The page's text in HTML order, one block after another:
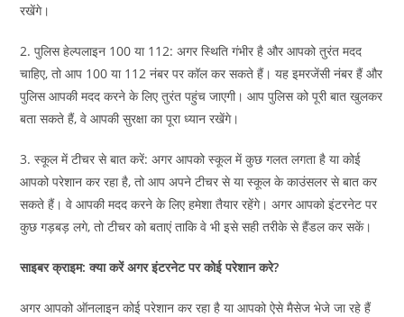
रखेंगे।
2. पुलिस हेल्पलाइन 100 या 112: अगर स्थिति गंभीर है और आपको तुरंत मदद
चाहिए, तो आप 100 या 112 नंबर पर कॉल कर सकते हैं। यह इमरजेंसी नंबर हैं और
पुलिस आपकी मदद करने के लिए तुरंत पहुंच जाएगी। आप पुलिस को पूरी बात खुलकर
बता सकते हैं, वे आपकी सुरक्षा का पूरा ध्यान रखेंगे।
3. स्कूल में टीचर से बात करें: अगर आपको स्कूल में कुछ गलत लगता है या कोई
आपको परेशान कर रहा है, तो आप अपने टीचर से या स्कूल के काउंसलर से बात कर
सकते हैं। वे आपकी मदद करने के लिए हमेशा तैयार रहेंगे। अगर आपको इंटरनेट पर
कुछ गड़बड़ लगे, तो टीचर को बताएं ताकि वे भी इसे सही तरीके से हैंडल कर सकें।
साइबर क्राइम: क्या करें अगर इंटरनेट पर कोई परेशान करे?
अगर आपको ऑनलाइन कोई परेशान कर रहा है या आपको ऐसे मैसेज भेजे जा रहे हैं